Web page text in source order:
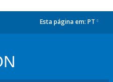
Esta página em: PT